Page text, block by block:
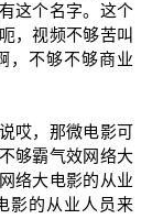
这个名字。这个
，视频不够苦叫
，不够不够商业
哎，那微电影可
够霸气效网络大
络大电影的从业
影的从业人员来